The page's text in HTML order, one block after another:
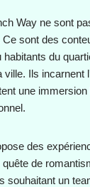
Way ne sont
sont des
du
Ils incarnent
une immersion
des
de
souhaitant un